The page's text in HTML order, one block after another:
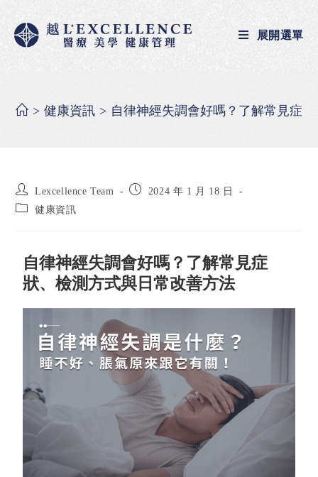
展開選單
> 健康資訊 > 自律神經失調會好嗎？了解常見症
Lexcellence Team
2024 年 1 月 18 日
健康資訊
自律神經失調會好嗎？了解常見症
狀、檢測方式與日常改善方法